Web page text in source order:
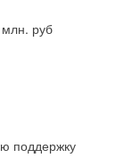
млн. руб
поддержку